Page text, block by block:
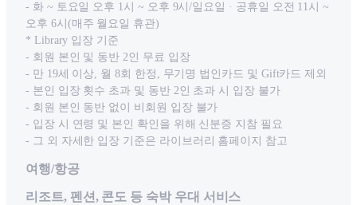
- 화 ~ 토요일 오후 1시 ~ 오후 9시/일요일 · 공휴일 오전 11시 ~
오후 6시(매주 월요일 휴관)
* Library 입장 기준
- 회원 본인 및 동반 2인 무료 입장
- 만 19세 이상, 월 8회 한정, 무기명 법인카드 및 Gift카드 제외
- 본인 입장 횟수 초과 및 동반 2인 초과 시 입장 불가
- 회원 본인 동반 없이 비회원 입장 불가
- 입장 시 연령 및 본인 확인을 위해 신분증 지참 필요
- 그 외 자세한 입장 기준은 라이브러리 홈페이지 참고
여행/항공
리조트, 펜션, 콘도 등 숙박 우대 서비스